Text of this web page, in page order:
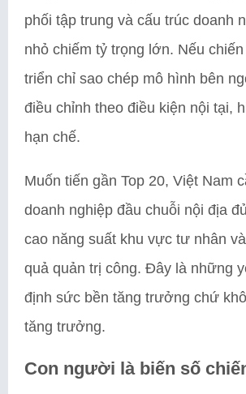
phối tập trung và cấu trúc doanh
nhỏ chiếm tỷ trọng lớn. Nếu
triển chỉ sao chép mô hình bên
điều chỉnh theo điều kiện nội tại,
hạn chế.
Muốn tiến gần Top 20, Việt Nam
doanh nghiệp đầu chuỗi nội địa
cao năng suất khu vực tư nhân
quả quản trị công. Đây là những
định sức bền tăng trưởng chứ
tăng trưởng.
Con người là biến số